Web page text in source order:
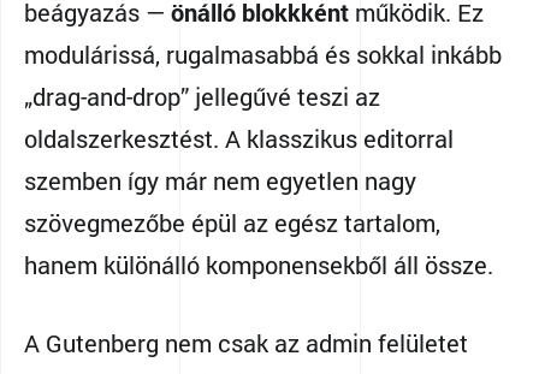
beágyazás — önálló blokkként működik. Ez
modulárissá, rugalmasabbá és sokkal inkább
„drag-and-drop” jellegűvé teszi az
oldalszerkesztést. A klasszikus editorral
szemben így már nem egyetlen nagy
szövegmezőbe épül az egész tartalom,
hanem különálló komponensekből áll össze.
A Gutenberg nem csak az admin felületet